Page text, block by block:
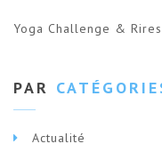
Yoga Challenge & Rires
PAR
Actualité